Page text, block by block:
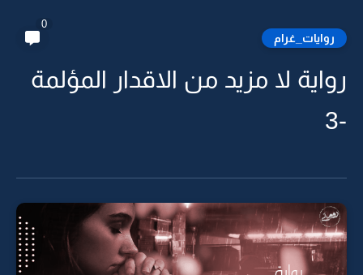
روايات_غرام
0
رواية لا مزيد من الاقدار المؤلمة
-3